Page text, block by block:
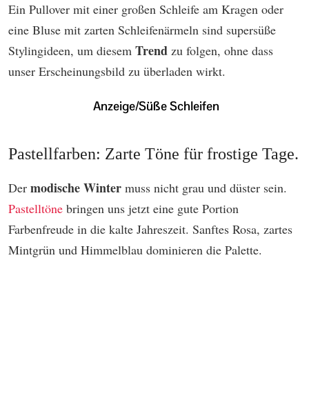
Ein Pullover mit einer großen Schleife am Kragen oder
eine Bluse mit zarten Schleifenärmeln sind supersüße
Stylingideen, um diesem Trend zu folgen, ohne dass
unser Erscheinungsbild zu überladen wirkt.
Pastellfarben: Zarte Töne für frostige Tage.
Der modische Winter muss nicht grau und düster sein.
Pastelltöne bringen uns jetzt eine gute Portion
Farbenfreude in die kalte Jahreszeit. Sanftes Rosa, zartes
Mintgrün und Himmelblau dominieren die Palette.